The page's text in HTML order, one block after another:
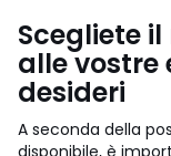
Scegliete
alle vostre
desideri
A seconda della
disponibile, è